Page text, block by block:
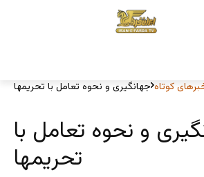
کوتاه جهانگیری و نحوه تعامل با تحریمها
و نحوه تعامل با
تحریمها